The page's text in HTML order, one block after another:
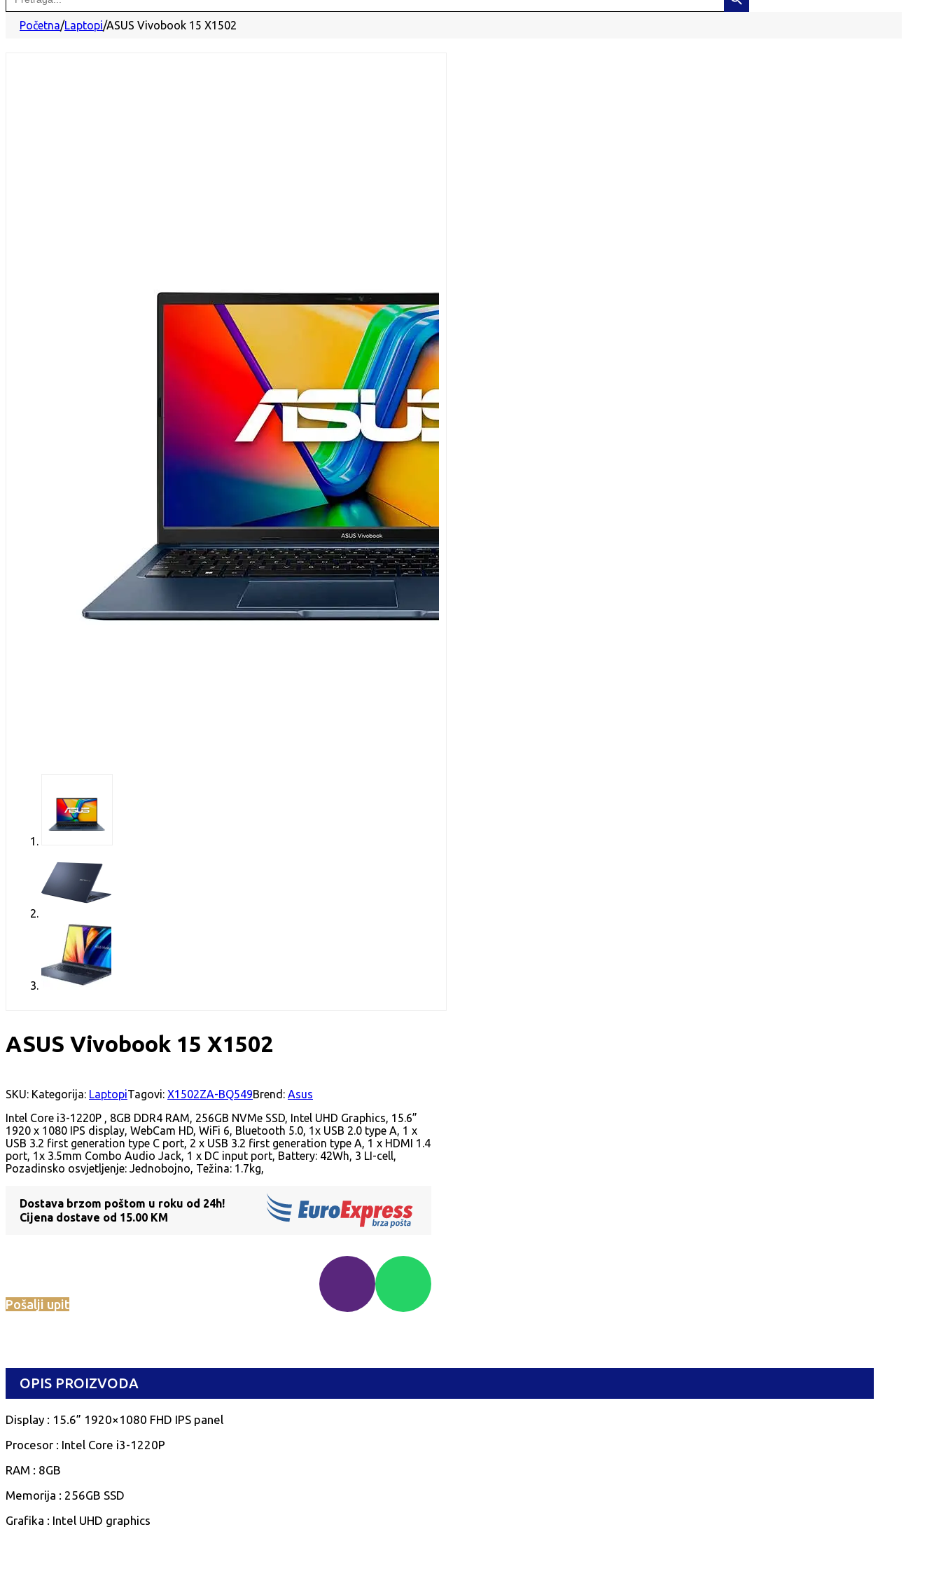
for:
Početna/Laptopi/ASUS Vivobook 15 X1502
ASUS Vivobook 15 X1502
SKU: Kategorija: LaptopiTagovi: X1502ZA-BQ549Brend: Asus
Intel Core i3-1220P , 8GB DDR4 RAM, 256GB NVMe SSD, Intel UHD Graphics, 15.6”
1920 x 1080 IPS display, WebCam HD, WiFi 6, Bluetooth 5.0, 1x USB 2.0 type A, 1 x
USB 3.2 first generation type C port, 2 x USB 3.2 first generation type A, 1 x HDMI 1.4
port, 1x 3.5mm Combo Audio Jack, 1 x DC input port, Battery: 42Wh, 3 LI-cell,
Pozadinsko osvjetljenje: Jednobojno, Težina: 1.7kg,
Dostava brzom poštom u roku od 24h!
Cijena dostave od 15.00 KM
Pošalji upit
OPIS PROIZVODA
Display : 15.6” 1920×1080 FHD IPS panel
Procesor : Intel Core i3-1220P
RAM : 8GB
Memorija : 256GB SSD
Grafika : Intel UHD graphics